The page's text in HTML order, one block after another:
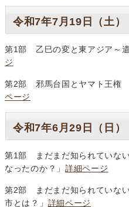
令和7年7月19日（土）
第1部 乙巳の変と東アジア～
ジ
第2部 邪馬台国とヤマト王権
ページ
令和7年6月29日（日）
第1部 まだまだ知られていな
なったのか？」 詳細ページ
第2部 まだまだ知られていな
市とは？」 詳細ページ